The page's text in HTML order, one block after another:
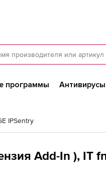
программы
IPSentry
Add-In ), IT